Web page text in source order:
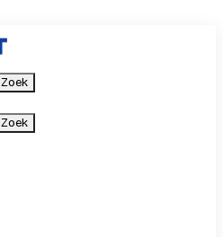
Zoek
Zoek